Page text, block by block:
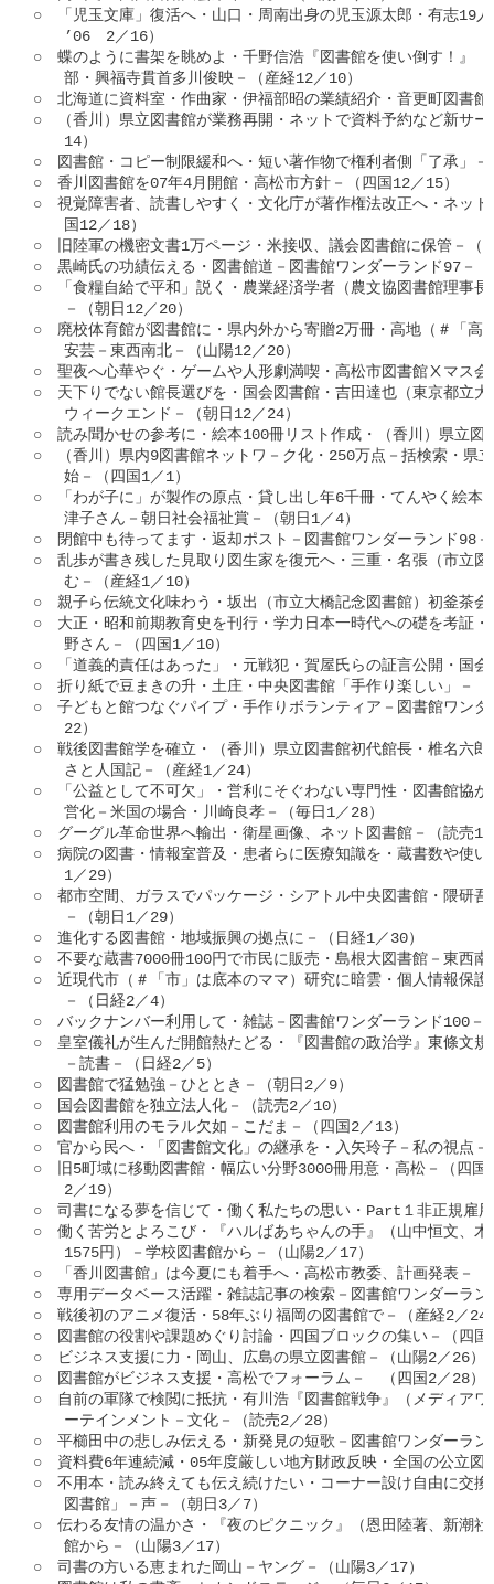
○　「児玉文庫」復活へ・山口・周南出身の児玉源太郎・有志19
’06　2／16）
○　蝶のように書架を眺めよ・千野信浩『図書館を使い倒す！』
部・興福寺貫首多川俊映－（産経12／10）
○　北海道に資料室・作曲家・伊福部昭の業績紹介・音更町図書
○　（香川）県立図書館が業務再開・ネットで資料予約など新サ
14）
○　図書館・コピー制限緩和へ・短い著作物で権利者側「了承」
○　香川図書館を07年4月開館・高松市方針－（四国12／15）
○　視覚障害者、読書しやすく・文化庁が著作権法改正へ・ネッ
国12／18）
○　旧陸軍の機密文書1万ページ・米接収、議会図書館に保管－（
○　黒崎氏の功績伝える・図書館道－図書館ワンダーランド97－
○　「食糧自給で平和」説く・農業経済学者（農文協図書館理事
－（朝日12／20）
○　廃校体育館が図書館に・県内外から寄贈2万冊・高地（＃「高
安芸－東西南北－（山陽12／20）
○　聖夜へ心華やぐ・ゲームや人形劇満喫・高松市図書館Ⅹマス
○　天下りでない館長選びを・国会図書館・吉田達也（東京都立
ウィークエンド－（朝日12／24）
○　読み聞かせの参考に・絵本100冊リスト作成・（香川）県立図
○　（香川）県内9図書館ネットワ－ク化・250万点－括検索・県
始－（四国1／1）
○　「わが子に」が製作の原点・貸し出し年6千冊・てんやく絵本
津子さん－朝日社会福祉賞－（朝日1／4）
○　閉館中も待ってます・返却ポスト－図書館ワンダーランド98
○　乱歩が書き残した見取り図生家を復元へ・三重・名張（市立
む－（産経1／10）
○　親子ら伝統文化味わう・坂出（市立大橋記念図書館）初釜茶
○　大正・昭和前期教育史を刊行・学力日本一時代への礎を考証
野さん－（四国1／10）
○　「道義的責任はあった」・元戦犯・賀屋氏らの証言公開・国
○　折り紙で豆まきの升・土庄・中央図書館「手作り楽しい」－
○　子どもと館つなぐパイプ・手作りボランティア－図書館ワン
22）
○　戦後図書館学を確立・（香川）県立図書館初代館長・椎名六
さと人国記－（産経1／24）
○　「公益として不可欠」・営利にそぐわない専門性・図書館協
営化－米国の場合・川崎良孝－（毎日1／28）
○　グーグル革命世界へ輸出・衛星画像、ネット図書館－（読売1
○　病院の図書・情報室普及・患者らに医療知識を・蔵書数や使
1／29）
○　都市空間、ガラスでパッケージ・シアトル中央図書館・隈研
－（朝日1／29）
○　進化する図書館・地域振興の拠点に－（日経1／30）
○　不要な蔵書7000冊100円で市民に販売・島根大図書館－東西
○　近現代市（＃「市」は底本のママ）研究に暗雲・個人情報保
－（日経2／4）
○　バックナンバー利用して・雑誌－図書館ワンダーランド100－
○　皇室儀礼が生んだ開館熱たどる・『図書館の政治学』東條文
－読書－（日経2／5）
○　図書館で猛勉強－ひととき－（朝日2／9）
○　国会図書館を独立法人化－（読売2／10）
○　図書館利用のモラル欠如－こだま－（四国2／13）
○　官から民へ・「図書館文化」の継承を・入矢玲子－私の視点
○　旧5町域に移動図書館・幅広い分野3000冊用意・高松－（四
2／19）
○　司書になる夢を信じて・働く私たちの思い・Part１非正規雇
○　働く苦労とよろこび・『ハルばあちゃんの手』（山中恒文、
1575円）－学校図書館から－（山陽2／17）
○　「香川図書館」は今夏にも着手へ・高松市教委、計画発表－
○　専用データベース活躍・雑誌記事の検索－図書館ワンダーラ
○　戦後初のアニメ復活・58年ぶり福岡の図書館で－（産経2／24
○　図書館の役割や課題めぐり討論・四国ブロックの集い－（四
○　ビジネス支援に力・岡山、広島の県立図書館－（山陽2／26）
○　図書館がビジネス支援・高松でフォーラム－　（四国2／28）
○　自前の軍隊で検閲に抵抗・有川浩『図書館戦争』（メディア
ーテインメント－文化－（読売2／28）
○　平櫛田中の悲しみ伝える・新発見の短歌－図書館ワンダーラ
○　資料費6年連続減・05年度厳しい地方財政反映・全国の公立図
○　不用本・読み終えても伝え続けたい・コーナー設け自由に交
図書館」－声－（朝日3／7）
○　伝わる友情の温かさ・『夜のピクニック』（恩田陸著、新潮
館から－（山陽3／17）
○　司書の方いる恵まれた岡山－ヤング－（山陽3／17）